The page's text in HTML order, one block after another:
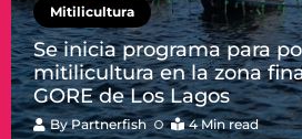
Mitilicultura
Se inicia programa para
mitilicultura en la zona
GORE de Los Lagos
ByPartnerfish 4 Min read